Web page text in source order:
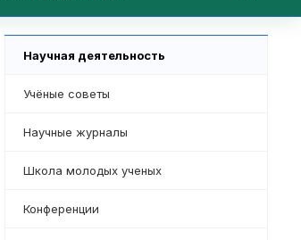
Научная деятельность
Учёные советы
Научные журналы
Школа молодых ученых
Конференции